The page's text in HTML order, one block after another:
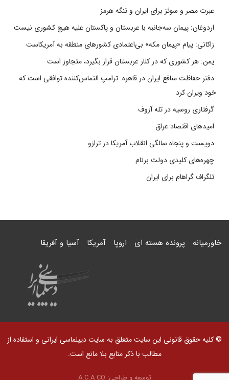
عبرت مصر و سوئز برای ایران و تنگه هرمز
اردوغان: پیمان سه‌جانبه با عربستان و پاکستان علیه هیچ کشوری نیست
زاکانی: پیام «پیمان مکه» بی‌اعتمادی کشورهای منطقه به آمریکاست
یمن: هر کشوری که در کنار عربستان قرار بگیرد، متجاوز است
دفتر حفاظت منافع ایران در قاهره: ترامپ التماس‌کننده توافقی است که
خود ویران کرد
گرفتاری روسیه در تله آزوف
امیدهای اقتصاد عراق
دویست و پنجاه سالگی انقلاب آمریکا در ترازو
چهره‌های کلیدی دولت برنام
تلگراف گراهام برای ایران
خاورمیانه پرونده هسته ای اروپا آمریکا آسیا و آفریقا
© کلیه حقوق قانونی این سایت متعلق به سایت دیپلماسی ایرانی و استفاده از
مطالب با ذکر منابع بلا مانع است.